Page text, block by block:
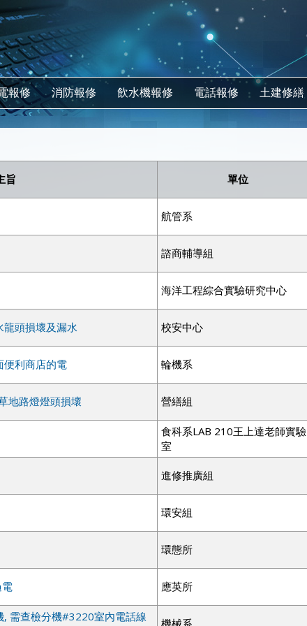
報修 消防報修 飲水機報修 電話報修 土建修繕
旨 單位
航管系
諮商輔導組
海洋工程綜合實驗研究中心
龍頭損壞及漏水 校安中心
便利商店的電 輪機系
地路燈燈頭損壞 營繕組
食科系LAB 210王上達老師實驗
室
進修推廣組
環安組
環態所
應英所
需查檢分機#3220室內電話線
機械系